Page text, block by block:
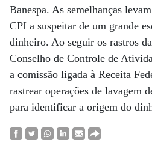
Banespa. As semelhanças
CPI a suspeitar de um grande
dinheiro. Ao seguir os rastros
Conselho de Controle de
a comissão ligada à Receita
rastrear operações de lavagem
para identificar a origem do